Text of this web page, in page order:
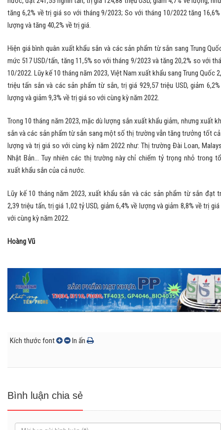
tăng 6,2% về trị giá so với tháng 9/2023; So với tháng 10/2022 tăng
lượng và tăng 40,2% về trị giá.
Hiện giá bình quân xuất khẩu sắn và các sản phẩm từ sắn sang Trung
mức 517 USD/tấn, tăng 11,5% so với tháng 9/2023 và tăng 20,2% so với
10/2022. Lũy kế 10 tháng năm 2023, Việt Nam xuất khẩu sang Trung Quốc
triệu tấn sắn và các sản phẩm từ sắn, trị giá 929,57 triệu USD, giảm
lượng và giảm 9,3% về trị giá so với cùng kỳ năm 2022.
Trong 10 tháng năm 2023, mặc dù lượng sắn xuất khẩu giảm, nhưng xuất
sắn và các sản phẩm từ sắn sang một số thị trường vẫn tăng trưởng tốt
lượng và trị giá so với cùng kỳ năm 2022 như: Thị trường Đài Loan,
Nhật Bản... Tuy nhiên các thị trường này chỉ chiếm tỷ trọng nhỏ trong
xuất khẩu sắn của cả nước.
Lũy kế 10 tháng năm 2023, xuất khẩu sắn và các sản phẩm từ sắn đạt
2,39 triệu tấn, trị giá 1,02 tỷ USD, giảm 6,4% về lượng và giảm 8,8% về trị
với cùng kỳ năm 2022.
Hoàng Vũ
Kích thước font In ấn
Bình luận chia sẻ